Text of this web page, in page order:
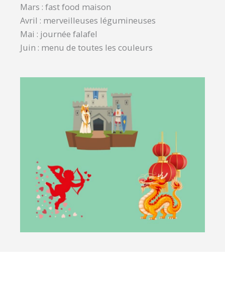
Mars : fast food maison
Avril : merveilleuses légumineuses
Mai : journée falafel
Juin : menu de toutes les couleurs